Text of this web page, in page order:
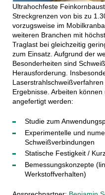
Ultrahochfeste
Streckgrenzen von bis zu
vorzugsweise im
weiteren Branchen mit
Traglast bei gleichzeitig
zum Einsatz. Aufgrund der
Besonderheiten sind
Herausforderung.
Ergebnisse. Arbeiten
angefertigt werden:
Studie zum
Experimentelle und
Schweißverbindungen
Statische Festigkeit /
Bemessungskonzepte
Werkstoffverhalten)